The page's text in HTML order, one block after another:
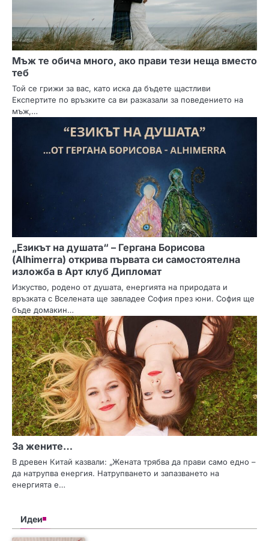
Мъж те обича много, ако прави тези неща вместо
теб
Той се грижи за вас, като иска да бъдете щастливи
Експертите по връзките са ви разказали за поведението на
мъж,…
„Езикът на душата“ – Гергана Борисова
(Alhimerra) открива първата си самостоятелна
изложба в Арт клуб Дипломат
Изкуство, родено от душата, енергията на природата и
връзката с Вселената ще завладее София през юни. София ще
бъде домакин…
За жените…
В древен Китай казвали: „Жената трябва да прави само едно –
да натрупва енергия. Натрупването и запазването на
енергията е…
Идеи